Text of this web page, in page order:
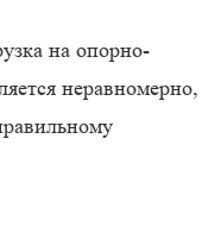
на опорно-
неравномерно,